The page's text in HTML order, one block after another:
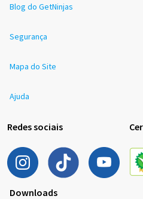
Blog do GetNinjas
Segurança
Mapa do Site
Ajuda
Redes sociais
Downloads